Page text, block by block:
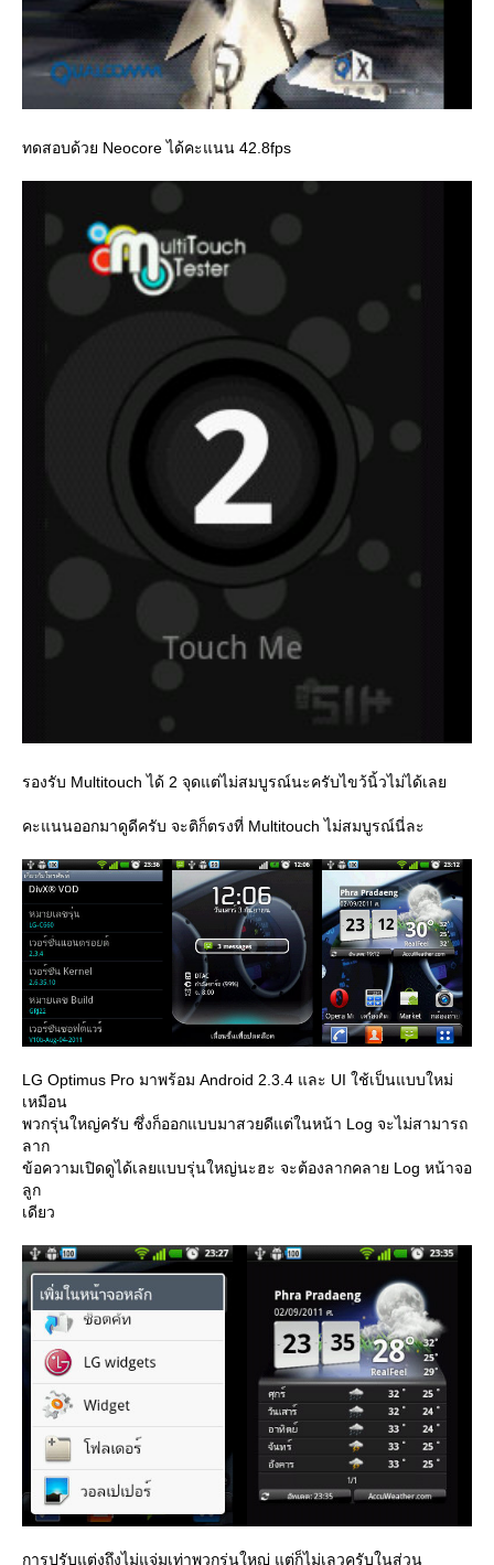
ทดสอบด้วย Neocore ได้คะแนน 42.8fps
รองรับ Multitouch ได้ 2 จุดแต่ไม่สมบูรณ์นะครับไขว้นิ้วไม่ได้เล
คะแนนออกมาดูดีครับ จะติก็ตรงที่ Multitouch ไม่สมบูรณ์นี่ละ
LG Optimus Pro มาพร้อม Android 2.3.4 และ UI ใช้เป็นแบบใหม่
เหมือน
พวกรุ่นใหญ่ครับ ซึ่งก็ออกแบบมาสวยดีแต่ในหน้า Log จะไม่สามารถ
ลาก
ข้อความเปิดดูได้เลยแบบรุ่นใหญ่นะฮะ จะต้องลากคลาย Log หน้าจอ
ลูก
เดียว
การปรับแต่งถึงไม่แจ่มเท่าพวกรุ่นใหญ่ แต่ก็ไม่เลวครับในส่วน